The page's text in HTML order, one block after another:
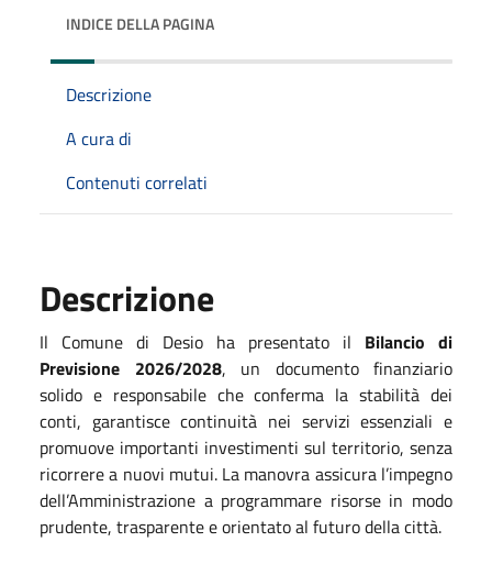
INDICE DELLA PAGINA
Descrizione
A cura di
Contenuti correlati
Descrizione
Il Comune di Desio ha presentato il Bilancio di
Previsione 2026/2028, un documento finanziario
solido e responsabile che conferma la stabilità dei
conti, garantisce continuità nei servizi essenziali e
promuove importanti investimenti sul territorio, senza
ricorrere a nuovi mutui. La manovra assicura l’impegno
dell’Amministrazione a programmare risorse in modo
prudente, trasparente e orientato al futuro della città.